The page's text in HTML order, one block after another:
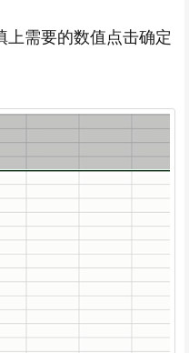
上需要的数值点击确定